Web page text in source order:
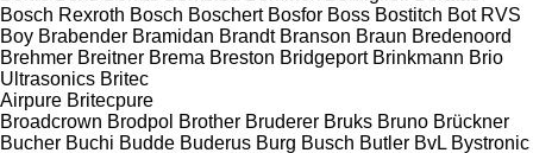
Bosch Rexroth Bosch Boschert Bosfor Boss Bostitch Bot RVS
Boy Brabender Bramidan Brandt Branson Braun Bredenoord
Brehmer Breitner Brema Breston Bridgeport Brinkmann Brio
Ultrasonics Britec
Airpure Britecpure
Broadcrown Brodpol Brother Bruderer Bruks Bruno Brückner
Bucher Buchi Budde Buderus Burg Busch Butler BvL Bystronic